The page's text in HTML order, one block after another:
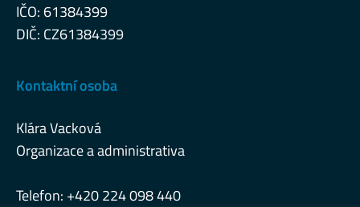
IČO: 61384399
DIČ: CZ61384399
Kontaktní osoba
Klára Vacková
Organizace a administrativa
Telefon: +420 224 098 440